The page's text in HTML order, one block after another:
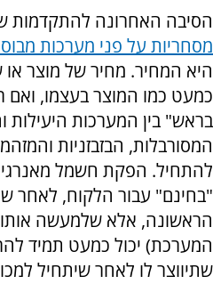
הסיבה האחרונה להתקדמות
מסחריות על פני מערכות
היא המחיר. מחיר של מוצר או
כמעט כמו המוצר בעצמו, ואם
בראש" בין המערכות היעילות
המסורבלות, הבזבזניות
להתחיל. הפקת חשמל
"בחינם" עבור הלקוח, לאחר
הראשונה, אלא שלמעשה אותו
המערכת) יכול כמעט תמיד
שתיווצר לו לאחר שיתחיל